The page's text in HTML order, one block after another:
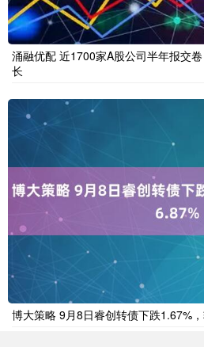
涌融优配 近1700家A股公司半年报交
长
博大策略 9月8日睿创转债下跌1.67%